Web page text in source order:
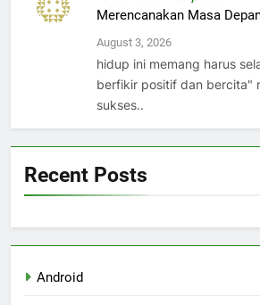
Merencanakan Masa
August 3, 2026
hidup ini memang harus
berfikir positif dan bercita"
sukses..
Recent Posts
Android